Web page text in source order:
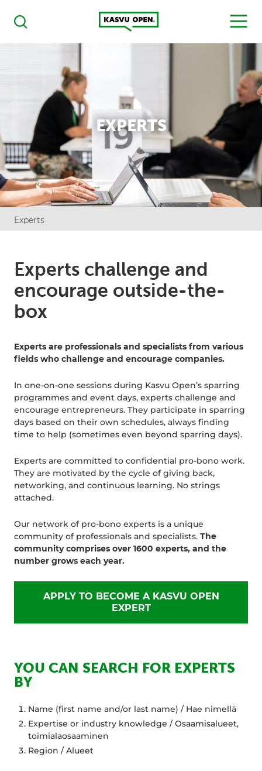
Haku
Kasvu Open
MENU
EXPERTS
Experts
Experts challenge and
encourage outside-the-
box
Experts are professionals and specialists from various
fields who challenge and encourage companies.
In one-on-one sessions during Kasvu Open’s sparring
programmes and event days, experts challenge and
encourage entrepreneurs. They participate in sparring
days based on their own schedules, always finding
time to help (sometimes even beyond sparring days).
Experts are committed to confidential pro-bono work.
They are motivated by the cycle of giving back,
networking, and continuous learning. No strings
attached.
Our network of pro-bono experts is a unique
community of professionals and specialists. The
community comprises over 1600 experts, and the
number grows each year.
APPLY TO BECOME A KASVU OPEN
EXPERT
YOU CAN SEARCH FOR EXPERTS
BY
Name (first name and/or last name) / Hae nimellä
Expertise or industry knowledge / Osaamisalueet,
toimialaosaaminen
Region / Alueet